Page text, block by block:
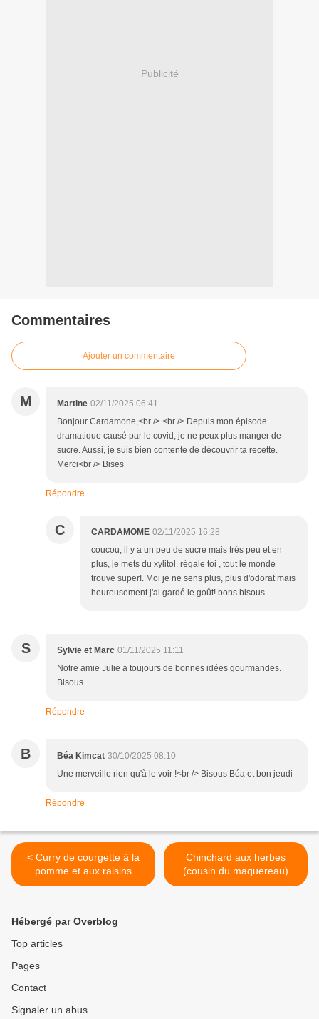
Publicité
Commentaires
Ajouter un commentaire
M Martine 02/11/2025 06:41
Bonjour Cardamone,<br /> <br /> Depuis mon épisode
dramatique causé par le covid, je ne peux plus manger de
sucre. Aussi, je suis bien contente de découvrir ta recette.
Merci<br /> Bises
Répondre
C CARDAMOME 02/11/2025 16:28
coucou, il y a un peu de sucre mais très peu et en
plus, je mets du xylitol. régale toi , tout le monde
trouve super!. Moi je ne sens plus, plus d'odorat mais
heureusement j'ai gardé le goût! bons bisous
S Sylvie et Marc 01/11/2025 11:11
Notre amie Julie a toujours de bonnes idées gourmandes.
Bisous.
Répondre
B Béa Kimcat 30/10/2025 08:10
Une merveille rien qu'à le voir !<br /> Bisous Béa et bon jeudi
Répondre
< Curry de courgette à la
pomme et aux raisins
Chinchard aux herbes
(cousin du maquereau)
garniture carotte et panais
Hébergé par Overblog
Top articles
Pages
Contact
Signaler un abus